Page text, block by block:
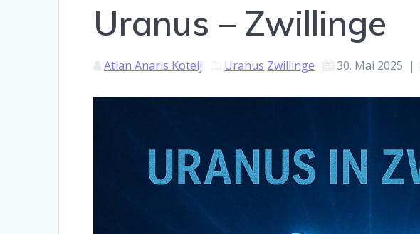
Uranus – Zwillinge
Atlan Anaris Koteij Uranus Zwillinge 30. Mai 2025 |